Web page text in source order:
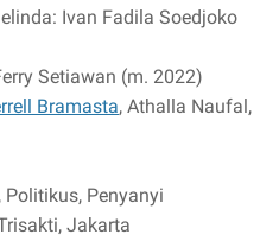
Ivan Fadila Soedjoko
Setiawan (m. 2022)
Bramasta, Athalla Naufal,
Politikus, Penyanyi
Jakarta